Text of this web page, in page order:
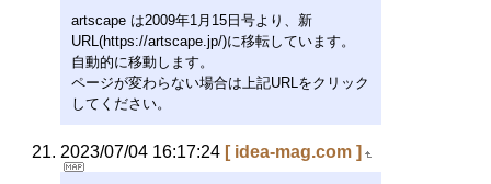
artscape は2009年1月15日号より、新
URL(https://artscape.jp/)に移転しています。
自動的に移動します。
ページが変わらない場合は上記URLをクリック
してください。
2023/07/04 16:17:24 [ idea-mag.com ]